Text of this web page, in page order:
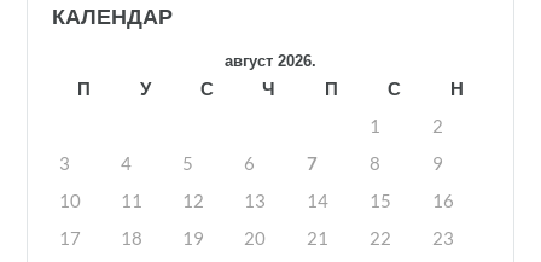
КАЛЕНДАР
август 2026.
П У С Ч П С
Н
1
2
3
4 5 6 7 8
9
10
11 12 13 14 15
16
17
18 19 20 21 22
23